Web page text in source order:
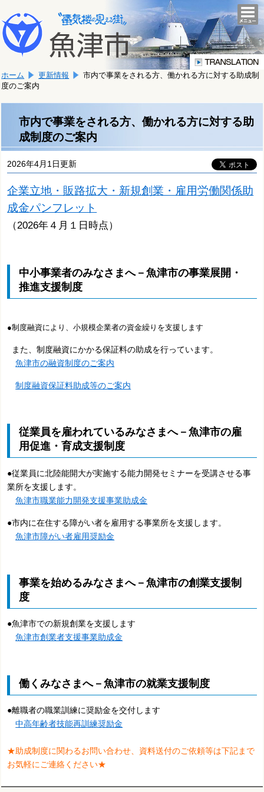
文
へ
移
ま
す。
こ
か
文
で
す。
ホーム 更新情報
市内で事業をされる方、働かれる方に対する助成制
度のご案内
市内で事業をされる方、働かれる方に対する助
成制度のご案内
2026年4月1日更新
企業立地・販路拡大・新規創業・雇用労働関係助
成金パンフレット
（2026年４ 月１日時点）
中小事業者のみなさまへ－魚津市の事業展開・
推進支援制度
●制度融資により、小規模企業者の資金繰りを支援します
また、制度融資にかかる保証料の助成を行っています。
魚津市の融資制度のご案内
制度融資保証料助成等のご案内
従業員を雇われているみなさまへ－魚津市の雇
用促進・育成支援制度
●従業員に北陸能開大が実施する能力開発セミナーを受講させる事
業所を支援します。
魚津市職業能力開発支援事業助成金
●市内に在住する障がい者を雇用する事業所を支援します。
魚津市障がい者雇用奨励金
事業を始めるみなさまへ－魚津市の創業支援制
度
●魚津市での新規創業を支援します
魚津市創業者支援事業助成金
働くみなさまへ－魚津市の就業支援制度
●離職者の職業訓練に奨励金を交付します
中高年齢者技能再訓練奨励金
★助成制度に関わるお問い合わせ、資料送付のご依頼等は下記まで
お気軽にご連絡ください★